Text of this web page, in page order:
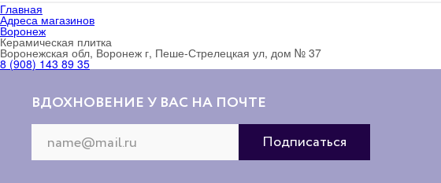
Главная
Адреса магазинов
Воронеж
Керамическая плитка
Воронежская обл, Воронеж г, Пеше-Стрелецкая ул, дом № 37
8 (908) 143 89 35
ВДОХНОВЕНИЕ У ВАС НА ПОЧТЕ